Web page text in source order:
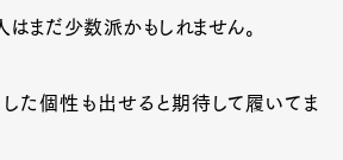
はまだ少数派かもしれません。
した個性も出せると期待して履いてま